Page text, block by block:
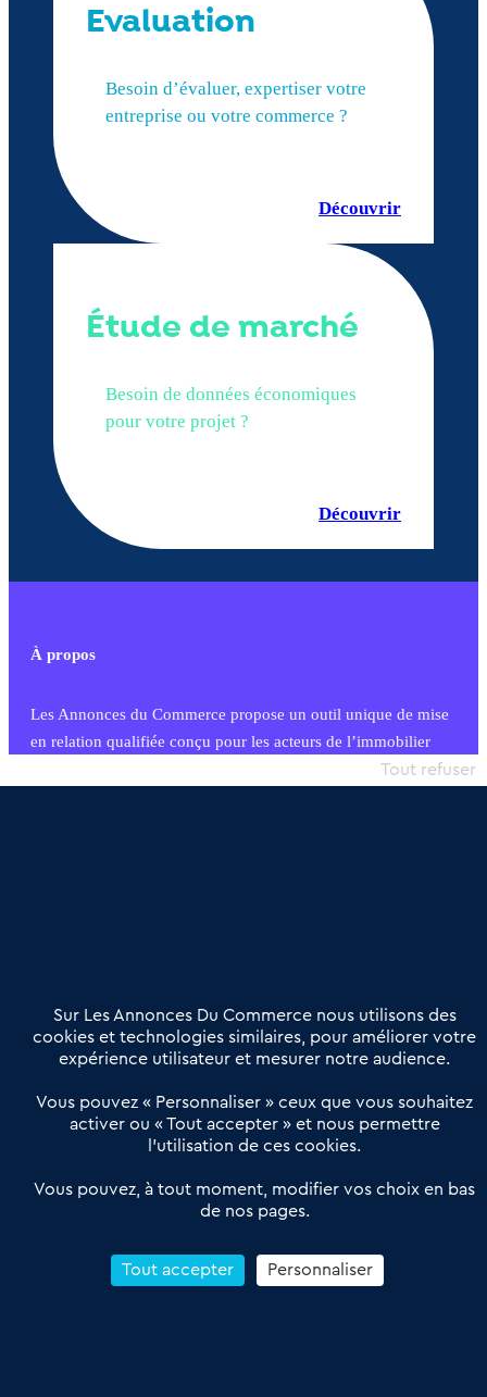
Evaluation
Besoin d’évaluer, expertiser votre
entreprise ou votre commerce ?
Découvrir
Étude de marché
Besoin de données économiques
pour votre projet ?
Découvrir
À propos
Les Annonces du Commerce propose un outil unique de mise
en relation qualifiée conçu pour les acteurs de l’immobilier
commercial et les collectivités territoriales, simple et intégrant
Offres Pro
Actualités
Qui sommes nous ?
Derniers articles
Réseau 3C : un partenaire national dédié aux transactions
Petitscommerces : Un partenariat au service du commerce de
proximité et des territoires
Reprendre un Restaurant Rapide
Sur Les Annonces Du Commerce nous utilisons des
cookies et technologies similaires, pour améliorer votre
expérience utilisateur et mesurer notre audience.
Vous pouvez « Personnaliser » ceux que vous souhaitez
activer ou « Tout accepter » et nous permettre
l’utilisation de ces cookies.
Vous pouvez, à tout moment, modifier vos choix en bas
de nos pages.
Tout accepter
Tout refuser
Personnaliser